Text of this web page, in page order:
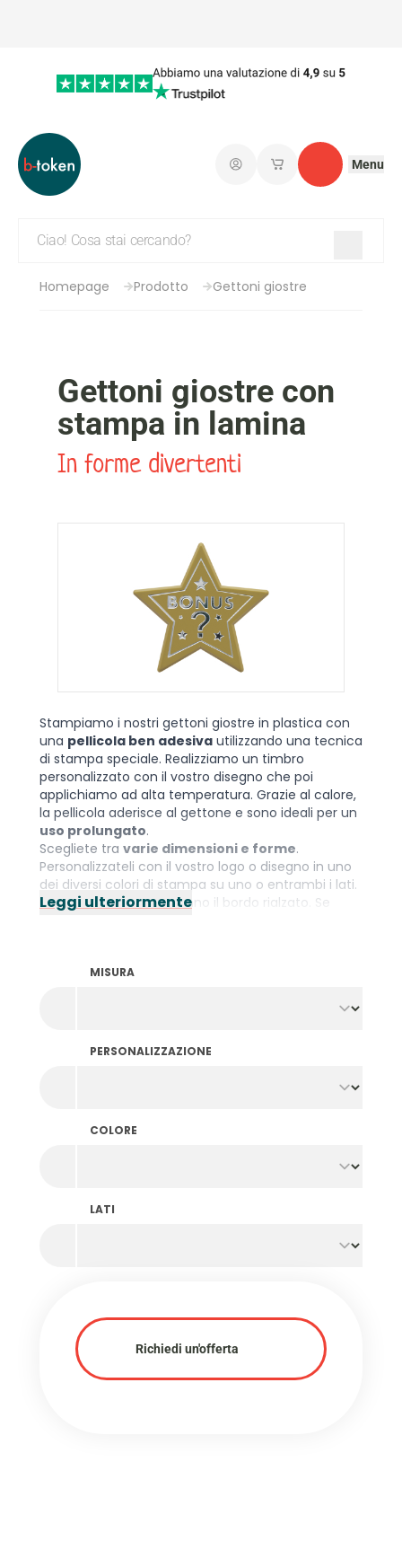
ConnettiI miei carrelli salvati
Contatto
Menu
Homepage Prodotto Gettoni giostre
Gettoni giostre con
stampa in lamina
In forme divertenti
Stampiamo i nostri gettoni giostre in plastica con
una pellicola ben adesiva utilizzando una tecnica
di stampa speciale. Realizziamo un timbro
personalizzato con il vostro disegno che poi
applichiamo ad alta temperatura. Grazie al calore,
la pellicola aderisce al gettone e sono ideali per un
uso prolungato.
Scegliete tra varie dimensioni e forme.
Personalizzateli con il vostro logo o disegno in uno
dei diversi colori di stampa su uno o entrambi i lati.
I gettoni giostre non hanno il bordo rialzato. Se
Leggi ulteriormente
MISURA
PERSONALIZZAZIONE
COLORE
LATI
Richiedi un'offerta